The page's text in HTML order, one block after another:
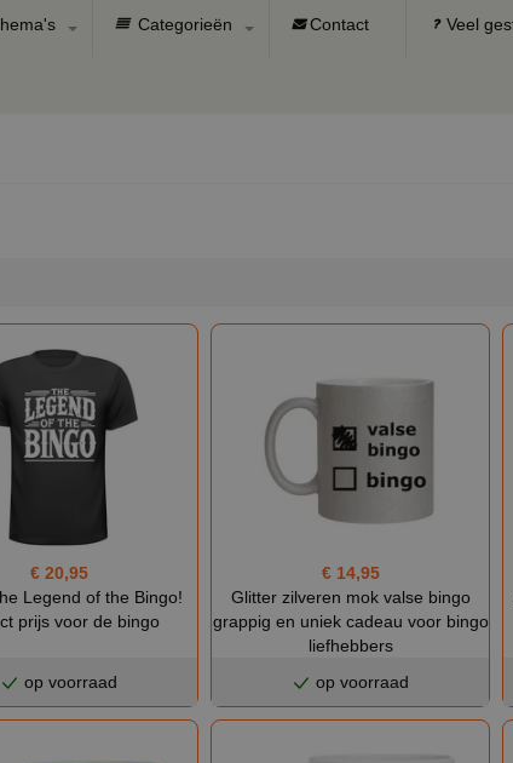
Categorieën Contact Veel
€ 20,95
Legend of the Bingo!
prijs voor de bingo
op voorraad
€ 14,95
Glitter zilveren mok valse bingo
grappig en uniek cadeau voor bingo
liefhebbers
op voorraad